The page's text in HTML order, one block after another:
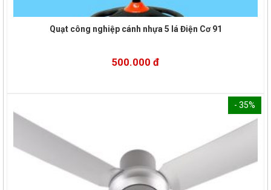
Quạt công nghiệp cánh nhựa 5 lá Điện Cơ 91
500.000 đ
- 35%